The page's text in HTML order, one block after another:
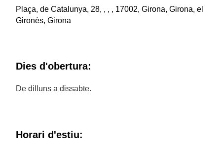
Plaça, de Catalunya, 28, , , , 17002, Girona, Girona, el
Gironès, Girona
Dies d'obertura:
De dilluns a dissabte.
Horari d'estiu: